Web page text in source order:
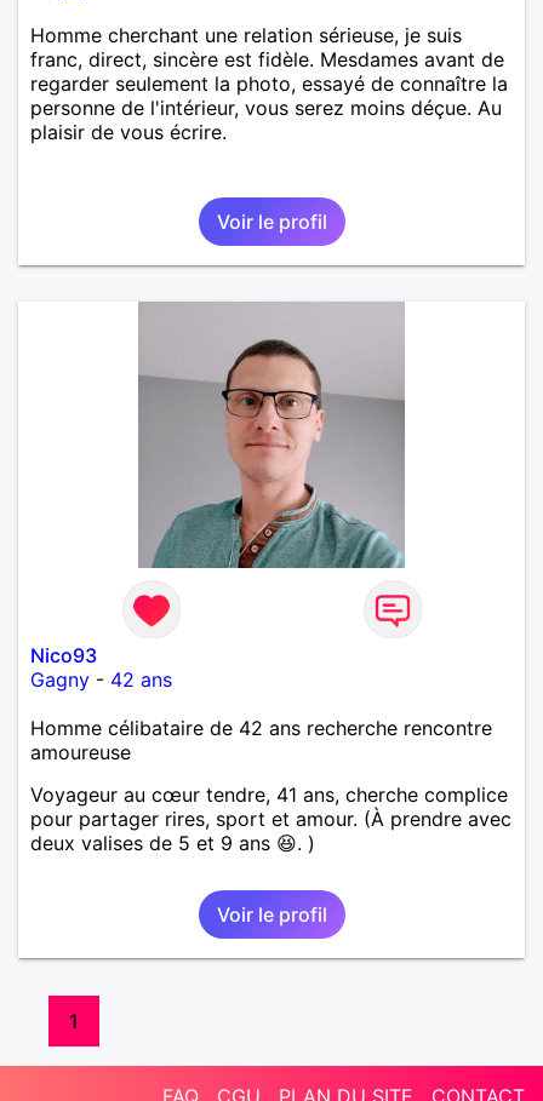
Homme cherchant une relation sérieuse, je suis
franc, direct, sincère est fidèle. Mesdames avant de
regarder seulement la photo, essayé de connaître la
personne de l'intérieur, vous serez moins déçue. Au
plaisir de vous écrire.
Voir le profil
Nico93
Gagny - 42 ans
Homme célibataire de 42 ans recherche rencontre
amoureuse
Voyageur au cœur tendre, 41 ans, cherche complice
pour partager rires, sport et amour. (À prendre avec
deux valises de 5 et 9 ans 😆. )
Voir le profil
1
FAQ CGU PLAN DU SITE CONTACT